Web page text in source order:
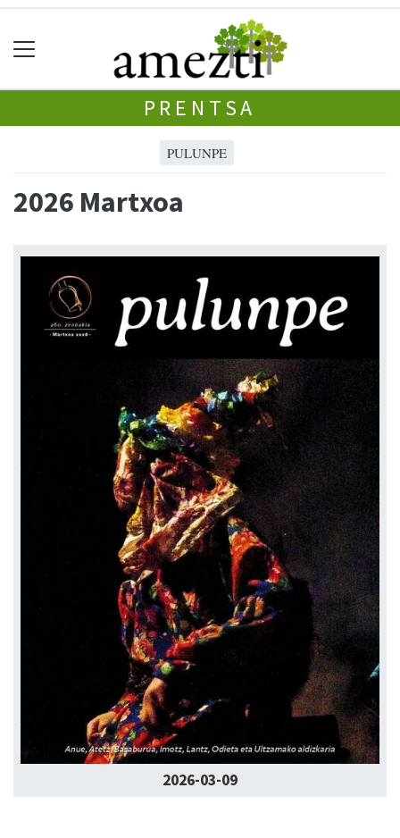
PRENTSA
PULUNPE
2026 Martxoa
2026-03-09